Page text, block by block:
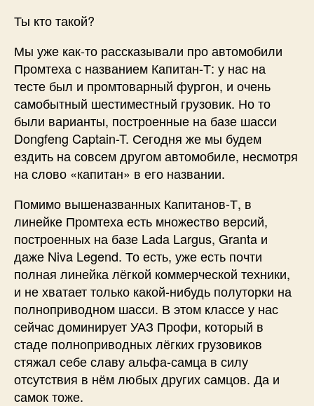
Ты кто такой?
Мы уже как-то рассказывали про автомобили
Промтеха с названием Капитан-Т: у нас на
тесте был и промтоварный фургон, и очень
самобытный шестиместный грузовик. Но то
были варианты, построенные на базе шасси
Dongfeng Captain-T. Сегодня же мы будем
ездить на совсем другом автомобиле, несмотря
на слово «капитан» в его названии.
Помимо вышеназванных Капитанов-Т, в
линейке Промтеха есть множество версий,
построенных на базе Lada Largus, Granta и
даже Niva Legend. То есть, уже есть почти
полная линейка лёгкой коммерческой техники,
и не хватает только какой-нибудь полуторки на
полноприводном шасси. В этом классе у нас
сейчас доминирует УАЗ Профи, который в
стаде полноприводных лёгких грузовиков
стяжал себе славу альфа-самца в силу
отсутствия в нём любых других самцов. Да и
самок тоже.